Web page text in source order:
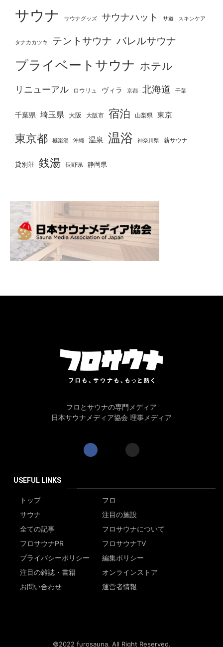
サウナ サウナグッズ サウナハット サ道 スキンケア
タナカカツキ テントサウナ バレルサウナ
プライベートサウナ ホテル
リニューアル ロウリュ ヴィラ 京都 北海道 千葉
千葉県 埼玉県 大阪 大阪市 宿泊 山梨県 東京
東京都 極楽湯 沖縄 温泉 温浴 神奈川県 薪サウナ
貸別荘 銭湯 長野県 静岡県
フロとサウナの専門メディア
日本サウナメディア協会 理事メディア
USEFUL LINKS
トップ
フロ
サウナ
注目の施設
全ての記事
フロサウナについて
フロサウナPR
フロサウナTV
プライバシーポリシー
編集ポリシー
注目の雑誌・書籍
オンラインストア
お問い合わせ
運営者情報
©2022 furosauna. All Right Reserved.